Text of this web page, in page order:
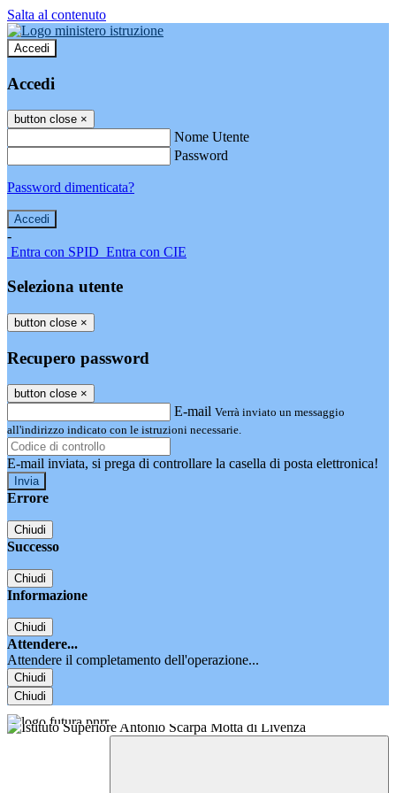
Salta al contenuto
Accedi
Accedi
button close ×
Nome Utente
Password
Password dimenticata?
-
Entra con SPID Entra con CIE
Seleziona utente
button close ×
Recupero password
button close ×
E-mail Verrà inviato un messaggio
all'indirizzo indicato con le istruzioni necessarie.
E-mail inviata, si prega di controllare la casella di posta elettronica!
Errore
Chiudi
Successo
Chiudi
Informazione
Chiudi
Attendere...
Attendere il completamento dell'operazione...
Chiudi
Chiudi